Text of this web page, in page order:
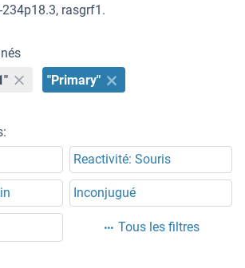
rasgrf1.
"Primary"
Reactivité: Souris
Inconjugué
Tous les filtres